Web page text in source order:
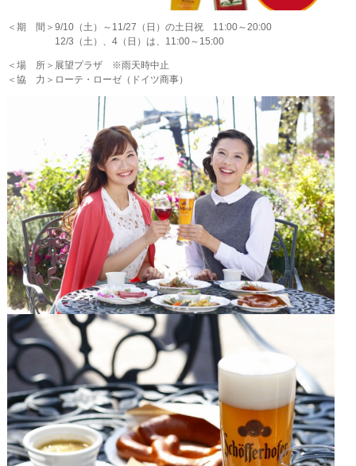
＜期 間＞9/10（土）～11/27（日）の土日祝 11:00～20:00
12/3（土）、4（日）は、11:00～15:00
＜場 所＞展望プラザ ※雨天時中止
＜協 力＞ローテ・ローゼ（ドイツ商事）